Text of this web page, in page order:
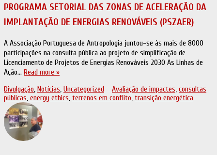
PROGRAMA SETORIAL DAS ZONAS DE ACELERAÇÃO DA
IMPLANTAÇÃO DE ENERGIAS RENOVÁVEIS (PSZAER)
A Associação Portuguesa de Antropologia juntou-se às mais de 8000
participações na consulta pública ao projeto de simplificação de
Licenciamento de Projetos de Energias Renováveis 2030 As Linhas de
Ação… Read more »
Divulgação, Notícias, Uncategorized Avaliação de impactes, consultas
públicas, energy ethics, terrenos em conflito, transição energética